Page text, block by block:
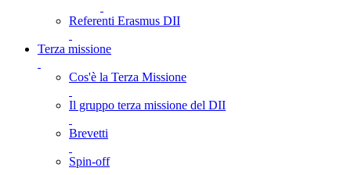
Referenti Erasmus DII
Terza missione
Cos'è la Terza Missione
Il gruppo terza missione del DII
Brevetti
Spin-off